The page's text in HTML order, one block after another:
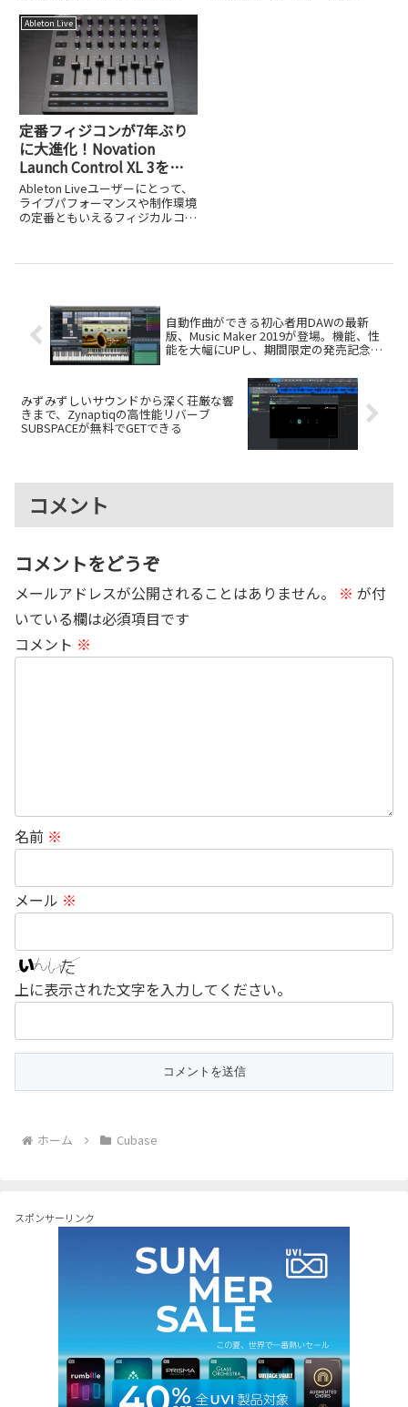
新しい品番と変更の背景を解説し
ます。
Ableton Live
定番フィジコンが7年ぶり
に大進化！Novation
Launch Control XL 3を試
してみた
Ableton Liveユーザーにとって、
ライブパフォーマンスや制作環境
の定番ともいえるフィジカルコン
モデルチェンジし、Launch
自動作曲ができる初心者用DAWの最新
版、Music Maker 2019が登場。機能、性
能を大幅にUPし、期間限定の発売記念価
みずみずしいサウンドから深く荘厳な響
きまで、Zynaptiqの高性能リバーブ
SUBSPACEが無料でGETできる
コメント
コメントをどうぞ
メールアドレスが公開されることはありません。 ※ が付
いている欄は必須項目です
コメント ※
名前 ※
メール ※
上に表示された文字を入力してください。
ホーム Cubase
スポンサーリンク